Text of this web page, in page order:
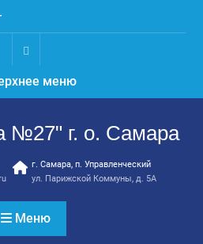
забота и
семьи
меню
г. о. Самара
г. Самара, п. Управленческий
ул. Парижской Коммуны, д. 5А
Меню